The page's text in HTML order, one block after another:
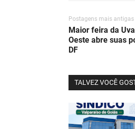
Postagens mais antigas
Maior feira da
Oeste abre suas
DF
TALVEZ VOCÊ